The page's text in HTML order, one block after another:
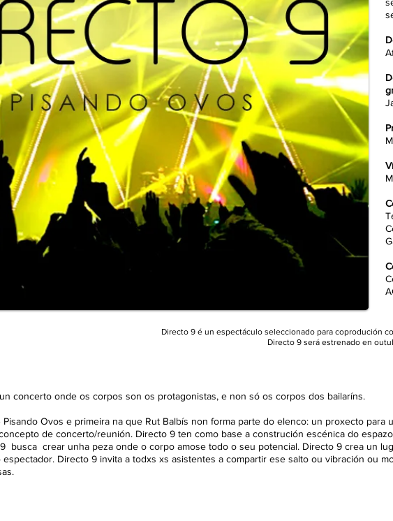
Directo 9 é un espectáculo seleccionado para coprodución
Directo 9 será estrenado en
concerto onde os corpos son os protagonistas, e non só os corpos dos bailaríns.
Ovos e primeira na que Rut Balbís non forma parte do elenco: un proxecto para
de concerto/reunión. Directo 9 ten como base a construción escénica do
busca crear unha peza onde o corpo amose todo o seu potencial. Directo 9 crea un
Directo 9 invita a todxs xs asistentes a compartir ese salto ou vibración ou